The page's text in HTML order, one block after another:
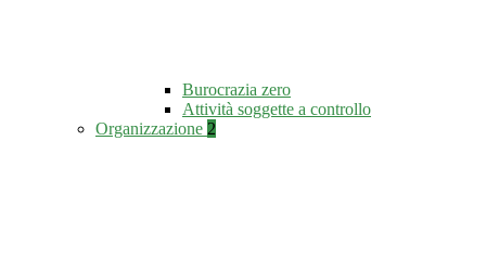
Burocrazia zero
Attività soggette a controllo
Organizzazione 2